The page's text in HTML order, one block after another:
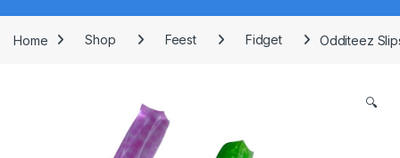
Home Shop Feest Fidget Odditeez
🔍